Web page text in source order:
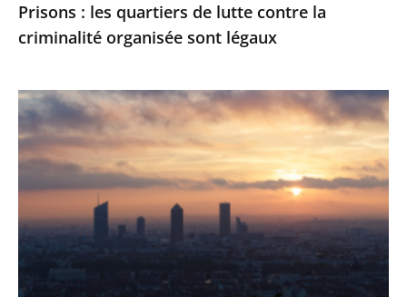
Prisons : les quartiers de lutte contre la
criminalité organisée sont légaux
Émissions
de
gaz
à
de
serre
: